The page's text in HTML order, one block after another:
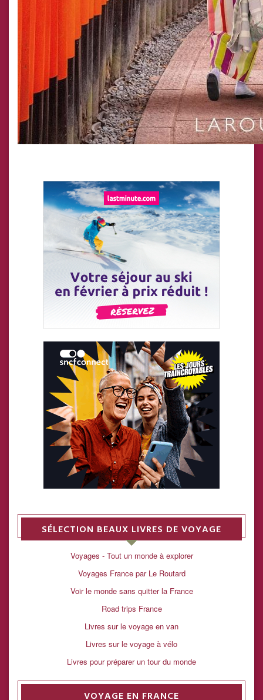
SÉLECTION BEAUX LIVRES DE VOYAGE
Voyages - Tout un monde à explorer
Voyages France par Le Routard
Voir le monde sans quitter la France
Road trips France
Livres sur le voyage en van
Livres sur le voyage à vélo
Livres pour préparer un tour du monde
VOYAGE EN FRANCE